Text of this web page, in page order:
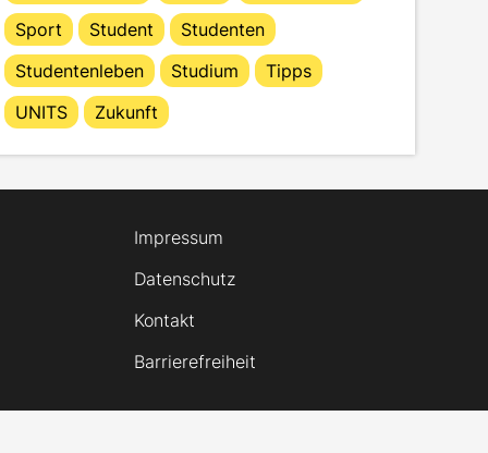
Sport
Student
Studenten
Studentenleben
Studium
Tipps
UNITS
Zukunft
Impressum
Datenschutz
Kontakt
Barrierefreiheit